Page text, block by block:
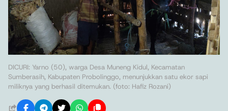
DICURI: Yarno (50), warga Desa Muneng Kidul, Kecamatan
Sumberasih, Kabupaten Probolinggo, menunjukkan satu ekor sapi
miliknya yang berhasil ditemukan. (foto: Hafiz Rozani)